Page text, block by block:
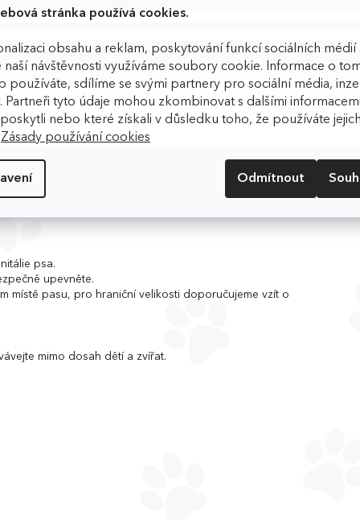
stránka používá cookies.
obsahu a reklam, poskytování funkcí sociálních médií
naší návštěvnosti využíváme soubory cookie. Informace o
používáte, sdílíme se svými partnery pro sociální média,
Partneři tyto údaje mohou zkombinovat s dalšími
nebo které získali v důsledku toho, že používáte
Zásady používání cookies
Odmítnout
cestování.
moč uvnitř, zatímco indikátor vlhkosti
neposedných psů
psa.
upevněte.
místě pasu, pro hraniční velikosti doporučujeme vzít o
mimo dosah dětí a zvířat.